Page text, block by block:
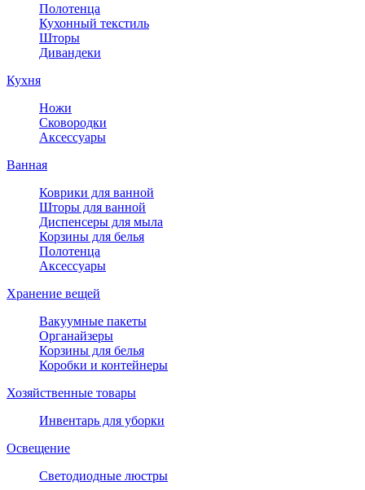
Полотенца
Кухонный текстиль
Шторы
Дивандеки
Кухня
Ножи
Сковородки
Аксессуары
Ванная
Коврики для ванной
Шторы для ванной
Диспенсеры для мыла
Корзины для белья
Полотенца
Аксессуары
Хранение вещей
Вакуумные пакеты
Органайзеры
Корзины для белья
Коробки и контейнеры
Хозяйственные товары
Инвентарь для уборки
Освещение
Светодиодные люстры